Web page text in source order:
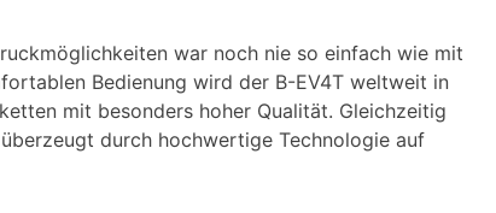
war noch nie so einfach wie mit
Bedienung wird der B-EV4T weltweit in
mit besonders hoher Qualität. Gleichzeitig
durch hochwertige Technologie auf